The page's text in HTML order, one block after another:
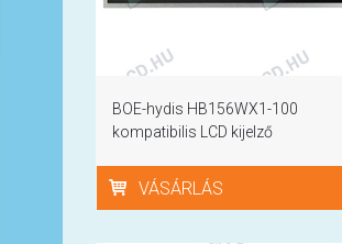
BOE-hydis HB156WX1-100
kompatibilis LCD kijelző
VÁSÁRLÁS